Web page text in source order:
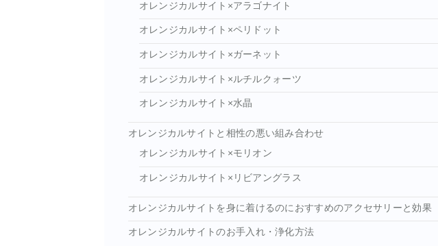
オレンジカルサイト×アラゴナイト
オレンジカルサイト×ペリドット
オレンジカルサイト×ガーネット
オレンジカルサイト×ルチルクォーツ
オレンジカルサイト×水晶
オレンジカルサイトと相性の悪い組み合わせ
オレンジカルサイト×モリオン
オレンジカルサイト×リビアングラス
オレンジカルサイトを身に着けるのにおすすめのアクセサリーと効果
オレンジカルサイトのお手入れ・浄化方法